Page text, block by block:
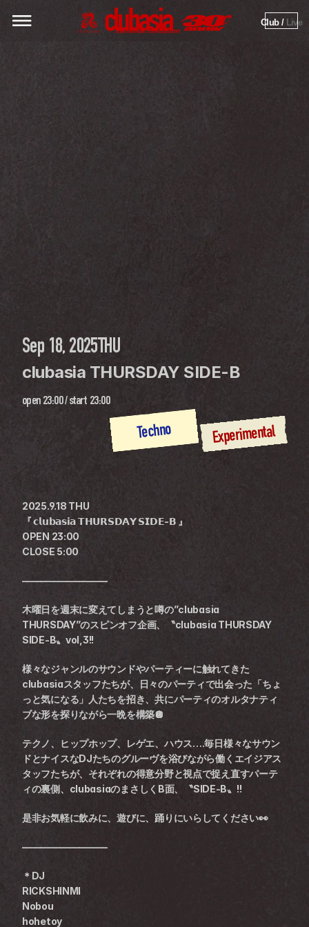
Club / Live
Sep 18, 2025THU
clubasia THURSDAY SIDE-B
open 23:00 / start 23:00
Experimental
Techno
2025.9.18 THU
『 𝗰𝗹𝘂𝗯𝗮𝘀𝗶𝗮 𝗧𝗛𝗨𝗥𝗦𝗗𝗔𝗬 𝗦𝗜𝗗𝗘-𝗕 』
OPEN 23:00
CLOSE 5:00
—————————
木曜日を週末に変えてしまうと噂の”clubasia
THURSDAY”のスピンオフ企画、〝clubasia THURSDAY
SIDE-B〟vol,3!!
様々なジャンルのサウンドやパーティーに触れてきた
clubasiaスタッフたちが、日々のパーティで出会った「ちょ
っと気になる」人たちを招き、共にパーティのオルタナティ
ブな形を探りながら一晩を構築🪩
テクノ、ヒップホップ、レゲエ、ハウス….毎日様々なサウン
ドとナイスなDJたちのグルーヴを浴びながら働くエイジアス
タッフたちが、それぞれの得意分野と視点で捉え直すパーテ
ィの裏側、clubasiaのまさしくB面、〝SIDE-B〟!!
是非お気軽に飲みに、遊びに、踊りにいらしてください👀
—————————
＊DJ
RICKSHINMI
Nobou
hohetoy